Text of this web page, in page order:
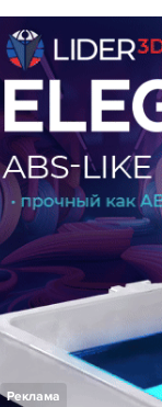
Реклама